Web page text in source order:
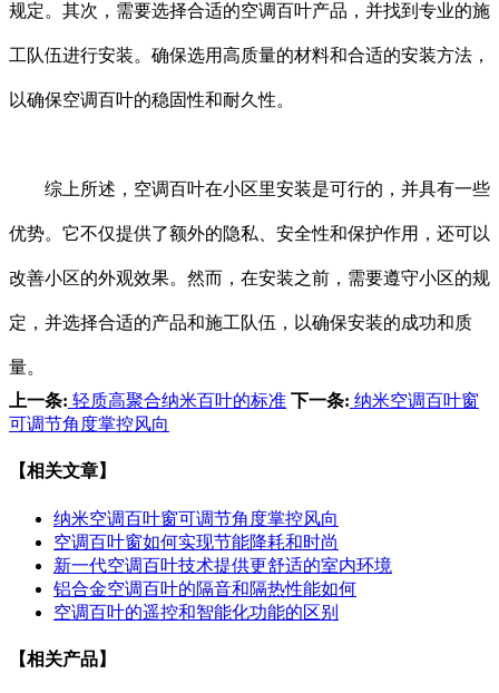
规定。其次，需要选择合适的空调百叶产品，并找到专业的施
工队伍进行安装。确保选用高质量的材料和合适的安装方法，
以确保空调百叶的稳固性和耐久性。
综上所述，空调百叶在小区里安装是可行的，并具有一些
优势。它不仅提供了额外的隐私、安全性和保护作用，还可以
改善小区的外观效果。然而，在安装之前，需要遵守小区的规
定，并选择合适的产品和施工队伍，以确保安装的成功和质
量。
上一条: 轻质高聚合纳米百叶的标准 下一条: 纳米空调百叶窗
可调节角度掌控风向
【相关文章】
纳米空调百叶窗可调节角度掌控风向
空调百叶窗如何实现节能降耗和时尚
新一代空调百叶技术提供更舒适的室内环境
铝合金空调百叶的隔音和隔热性能如何
空调百叶的遥控和智能化功能的区别
【相关产品】